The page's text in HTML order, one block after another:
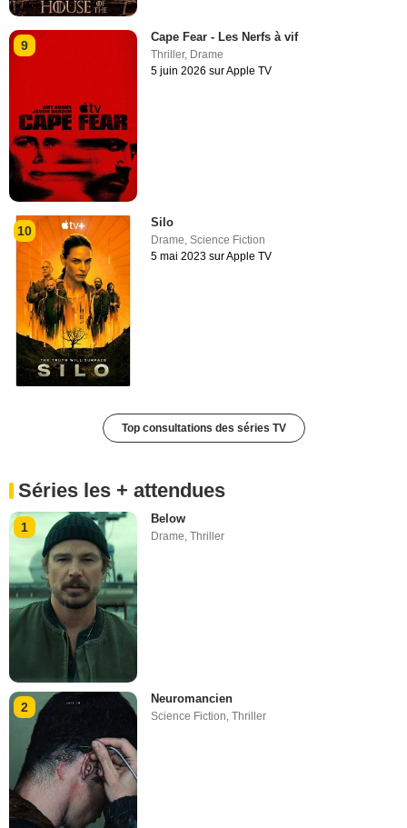
9
Cape Fear - Les Nerfs à vif
Thriller, Drame
5 juin 2026 sur Apple TV
10
Silo
Drame ,Science Fiction
5 mai 2023 sur Apple TV
Top consultations des séries TV
Séries les + attendues
1
Below
Drame,Thriller
2
Neuromancien
Science Fiction,Thriller